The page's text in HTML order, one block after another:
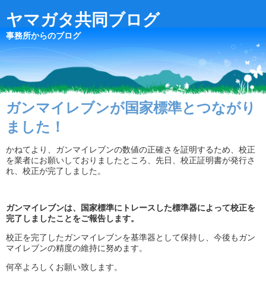
ヤマガタ共同ブログ
事務所からのブログ
ガンマイレブンが国家標準とつながり
ました！
かねてより、ガンマイレブンの数値の正確さを証明するため、校正
を業者にお願いしておりましたところ、先日、校正証明書が発行さ
れ、校正が完了しました。
ガンマイレブンは、国家標準にトレースした標準器によって校正を
完了しましたことをご報告します。
校正を完了したガンマイレブンを基準器として保持し、今後もガン
マイレブンの精度の維持に努めます。
何卒よろしくお願い致します。